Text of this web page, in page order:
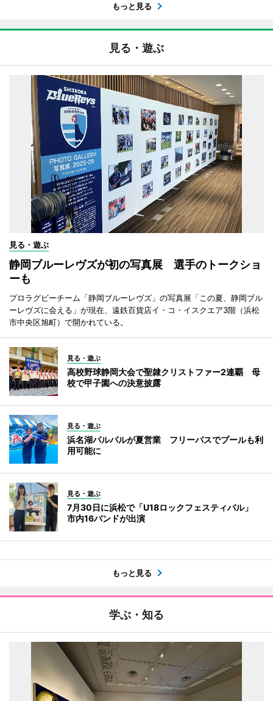
もっと見る
見る・遊ぶ
見る・遊ぶ
静岡ブルーレヴズが初の写真展 選手のトークショ
ーも
プロラグビーチーム「静岡ブルーレヴズ」の写真展「この夏、静岡ブル
ーレヴズに会える」が現在、遠鉄百貨店イ・コ・イスクエア3階（浜松
市中央区旭町）で開かれている。
見る・遊ぶ
高校野球静岡大会で聖隷クリストファー2連覇 母
校で甲子園への決意披露
見る・遊ぶ
浜名湖パルパルが夏営業 フリーパスでプールも利
用可能に
見る・遊ぶ
7月30日に浜松で「U18ロックフェスティバル」
市内16バンドが出演
もっと見る
学ぶ・知る